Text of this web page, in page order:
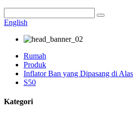
English
Rumah
Produk
Inflator Ban yang Dipasang di Alas
S50
Kategori